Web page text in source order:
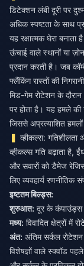
डिटेक्शन लंबी दूरी पर
अधिक स्पष्टता के साथ
यह रक्षात्मक घेरा
ऊंचाई वाले स्थानों या
प्रदान करती है। जब
फ्लैंकिंग रास्तों की
मिड-गेम रोटेशन के
पर होता है। यह हमले
जिससे अप्रत्याशित
व्हीकल्स: गतिशीलता
व्हीकल्स गति बढ़ाता है,
और सवारों को डैमेज
लिए व्यवहार्य रणनीतिक
इष्टतम बिल्ड्स:
शुरुआत: दूर के कंपाउंड्स
मध्य: विवादित क्षेत्रों में
अंत: अंतिम सर्कल रोटेशन
विशेषज्ञों वाले स्क्वॉड